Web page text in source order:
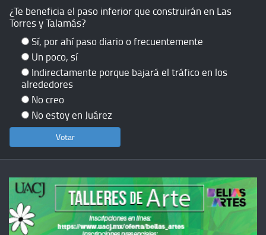
¿Te beneficia el paso inferior que construirán en Las
Torres y Talamás?
Sí, por ahí paso diario o frecuentemente
Un poco, sí
Indirectamente porque bajará el tráfico en los
alrededores
No creo
No estoy en Juárez